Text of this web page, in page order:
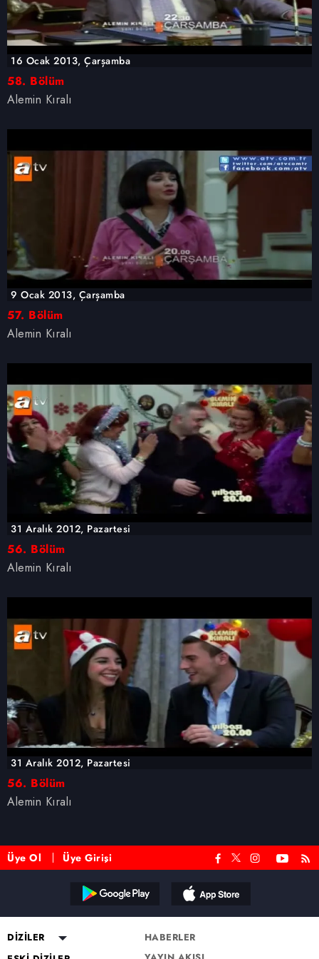
16 Ocak 2013, Çarşamba
58. Bölüm
Alemin Kıralı
9 Ocak 2013, Çarşamba
57. Bölüm
Alemin Kıralı
31 Aralık 2012, Pazartesi
56. Bölüm
Alemin Kıralı
31 Aralık 2012, Pazartesi
56. Bölüm
Alemin Kıralı
Üye Ol Üye Girişi
DİZİLER
HABERLER